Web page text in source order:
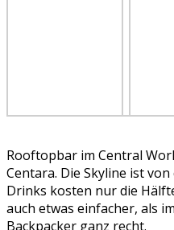
Rooftopbar im Central
Centara. Die Skyline ist
Drinks kosten nur die
auch etwas einfacher, als
Backpacker ganz recht.